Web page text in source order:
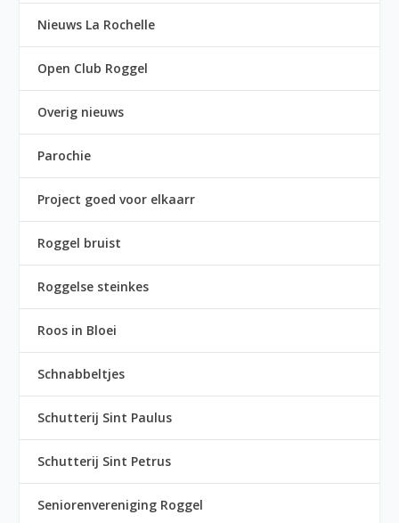
Nieuws La Rochelle
Open Club Roggel
Overig nieuws
Parochie
Project goed voor elkaarr
Roggel bruist
Roggelse steinkes
Roos in Bloei
Schnabbeltjes
Schutterij Sint Paulus
Schutterij Sint Petrus
Seniorenvereniging Roggel